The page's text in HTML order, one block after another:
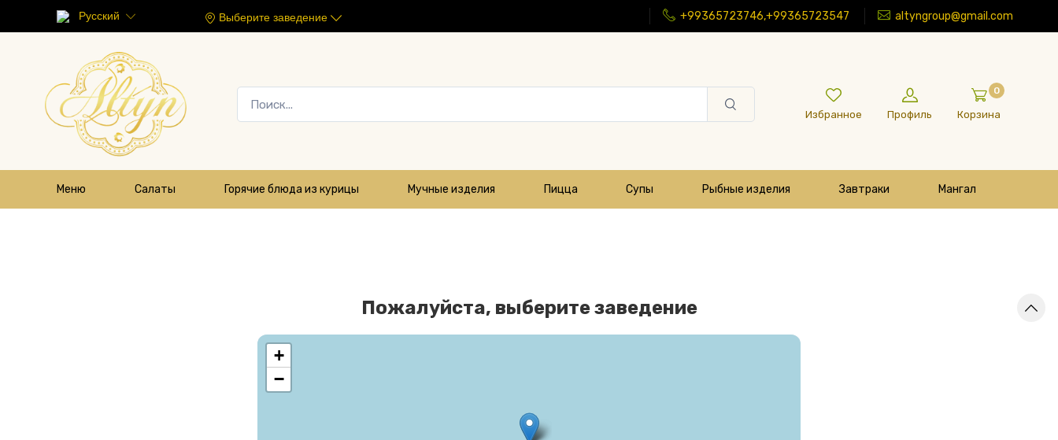
Русский Выберите заведение +99365723746,+99365723547 altyngroup@gmail.com
Избранное Профиль
0
Корзина
Меню Салаты Горячие блюда из курицы Мучные изделия Пицца Супы Рыбные изделия Завтраки Мангал
Пожалуйста, выберите заведение
+
−